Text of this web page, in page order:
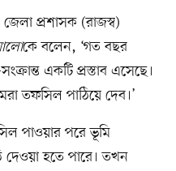
জেলা প্রশাসক (রাজস্ব)
কে বলেন, ‘গত বছর
একটি প্রস্তাব এসেছে।
তফসিল পাঠিয়ে দেব।’
পাওয়ার পরে ভূমি
দেওয়া হতে পারে। তখন